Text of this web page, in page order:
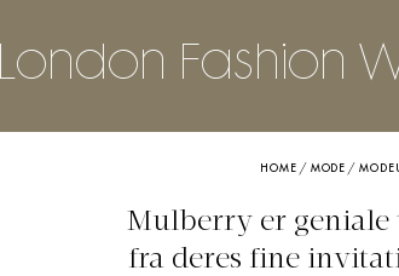
London Fashion
HOME / MODE /
Mulberry er geniale
fra deres fine